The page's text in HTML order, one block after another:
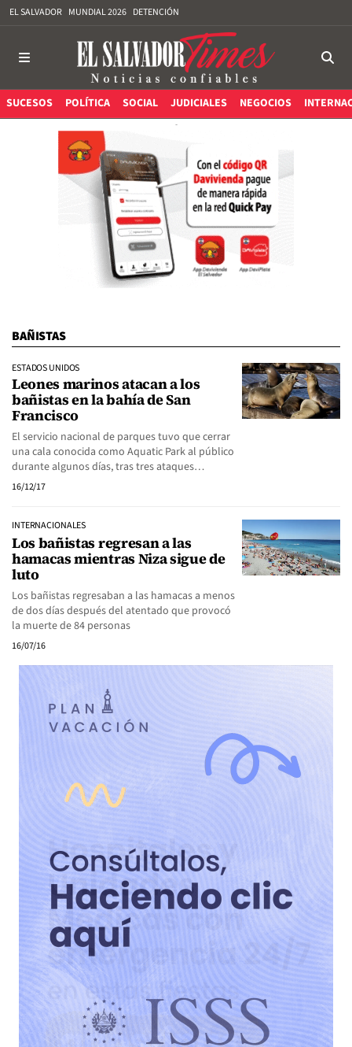
EL SALVADOR MUNDIAL 2026 DETENCIÓN
SUCESOS POLÍTICA SOCIAL JUDICIALES NEGOCIOS
BAÑISTAS
ESTADOS UNIDOS
Leones marinos atacan a los
bañistas en la bahía de San
Francisco
El servicio nacional de parques tuvo que cerrar
una cala conocida como Aquatic Park al público
durante algunos días, tras tres ataques…
16/12/17
INTERNACIONALES
Los bañistas regresan a las
hamacas mientras Niza sigue de
luto
Los bañistas regresaban a las hamacas a menos
de dos días después del atentado que provocó
la muerte de 84 personas
16/07/16